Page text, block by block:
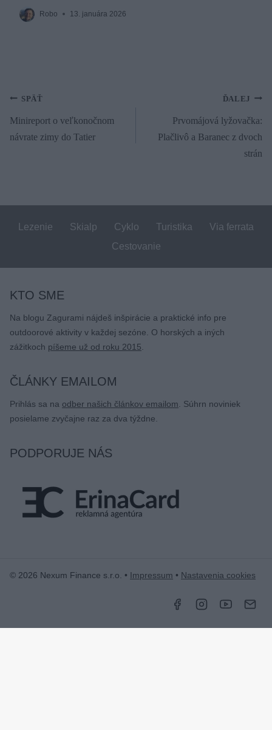
Robo 13. januára 2026
Navigácia
SPÄŤ
Minireport o veľkonočnom
návrate zimy do Tatier
ĎALEJ
Prvomájová lyžovačka:
Plačlivô a Baranec z dvoch
strán
Lezenie Skialp Cyklo Turistika
Via ferrata
Cestovanie
KTO SME
Na blogu Zagurami nájdeš inšpirácie a praktické info pre
outdoorové aktivity v každej sezóne. O horských a iných
zážitkoch píšeme už od roku 2015
ČLÁNKY EMAILOM
Prihlás sa na odber našich článkov emailom . Súhrn noviniek
posielame zvyčajne raz za dva týždne.
PODPORUJE NÁS
© 2026 Nexum Finance s.r.o. • Impressum • Nastavenia cookies